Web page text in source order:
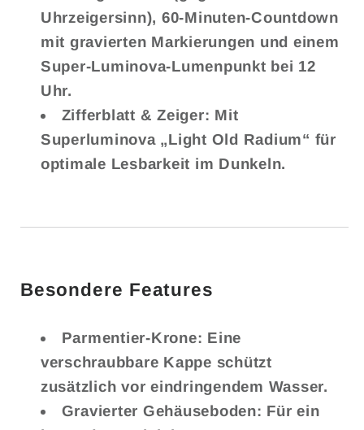
Uhrzeigersinn), 60-Minuten-Countdown
mit gravierten Markierungen und einem
Super-Luminova-Lumenpunkt bei 12
Uhr.
Zifferblatt & Zeiger: Mit
Superluminova „Light Old Radium“ für
optimale Lesbarkeit im Dunkeln.
Besondere Features
Parmentier-Krone: Eine
verschraubbare Kappe schützt
zusätzlich vor eindringendem Wasser.
Gravierter Gehäuseboden: Für ein